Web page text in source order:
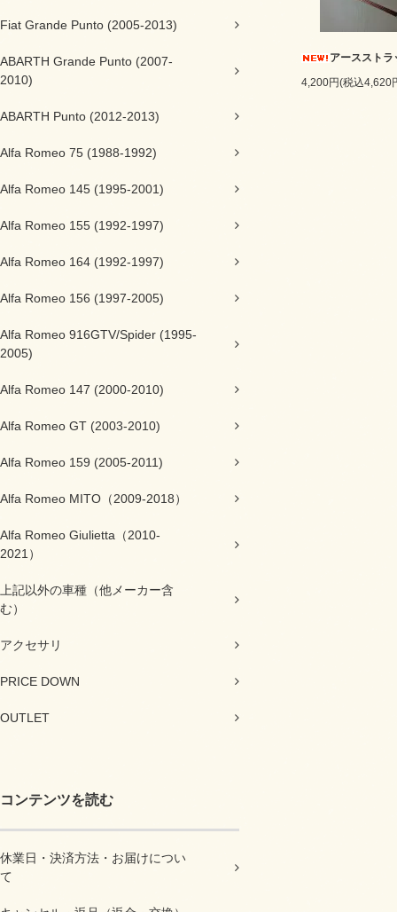
Fiat Grande Punto (2005-2013)
ABARTH Grande Punto (2007-
2010)
ABARTH Punto (2012-2013)
Alfa Romeo 75 (1988-1992)
Alfa Romeo 145 (1995-2001)
Alfa Romeo 155 (1992-1997)
Alfa Romeo 164 (1992-1997)
Alfa Romeo 156 (1997-2005)
Alfa Romeo 916GTV/Spider (1995-
2005)
Alfa Romeo 147 (2000-2010)
Alfa Romeo GT (2003-2010)
Alfa Romeo 159 (2005-2011)
Alfa Romeo MITO（2009-2018）
Alfa Romeo Giulietta（2010-
2021）
上記以外の車種（他メーカー含
む）
アクセサリ
PRICE DOWN
OUTLET
コンテンツを読む
休業日・決済方法・お届けについ
て
アースストラ
4,200円(税込4,620